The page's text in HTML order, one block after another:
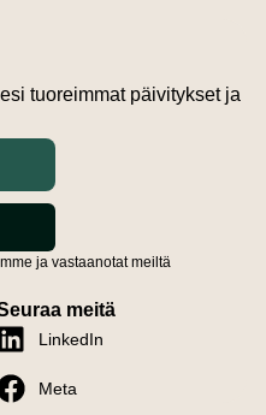
tuoreimmat päivitykset ja
ja vastaanotat meiltä
meitä
LinkedIn
Meta